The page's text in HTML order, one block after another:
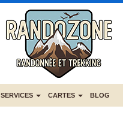
SERVICES CARTES BLOG